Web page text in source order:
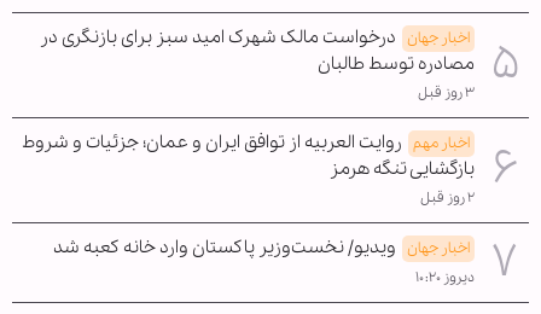
اخبار جهان درخواست مالک شهرک امید سبز برای بازنگری در
مصادره توسط طالبان
۳ روز قبل
اخبار مهم روایت العربیه از توافق ایران و عمان؛ جزئیات و شروط
بازگشایی تنگه هرمز
۲ روز قبل
اخبار جهان ویدیو/ نخست‌وزیر پاکستان وارد خانه کعبه شد
دیروز ۱۰:۲۰